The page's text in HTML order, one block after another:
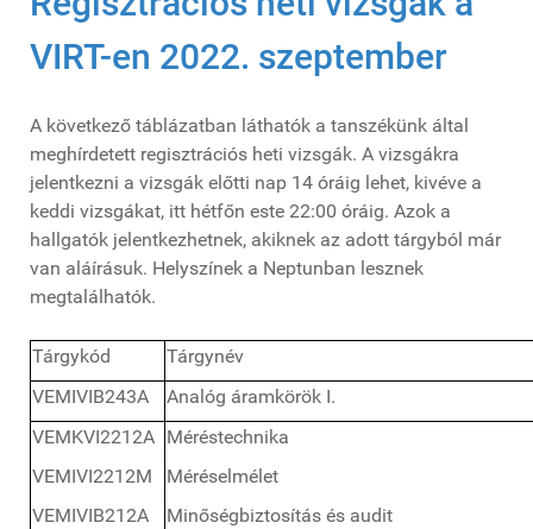
VIRT-en 2022. szeptember
A következő táblázatban láthatók a tanszékünk által
meghírdetett regisztrációs heti vizsgák. A vizsgákra
jelentkezni a vizsgák előtti nap 14 óráig lehet, kivéve a
keddi vizsgákat, itt hétfőn este 22:00 óráig. Azok a
hallgatók jelentkezhetnek, akiknek az adott tárgyból már
van aláírásuk. Helyszínek a Neptunban lesznek
megtalálhatók.
Tárgykód
Tárgynév
VEMIVIB243A
Analóg áramkörök I.
VEMKVI2212A Méréstechnika
VEMIVI2212M
Méréselmélet
VEMIVIB212A
Minőségbiztosítás és audit